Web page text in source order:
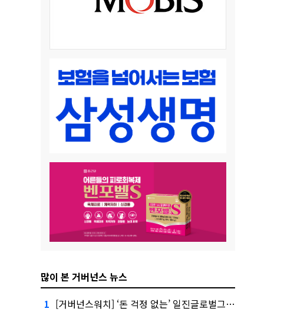
많이 본 거버넌스 뉴스
1 [거버넌스워치] ‘돈 걱정 없는’ 일진글로벌그룹 2~3대 승계 ‘술술’